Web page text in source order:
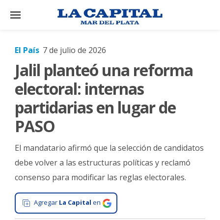
×
El
País
Mundo
La
Cultura
Tecnología
Gastronomía
Salud
El País 7 de julio de 2026
Jalil planteó una reforma
electoral: internas
partidarias en lugar de
PASO
El mandatario afirmó que la selección de candidatos
debe volver a las estructuras políticas y reclamó
consenso para modificar las reglas electorales.
Agregar La Capital en